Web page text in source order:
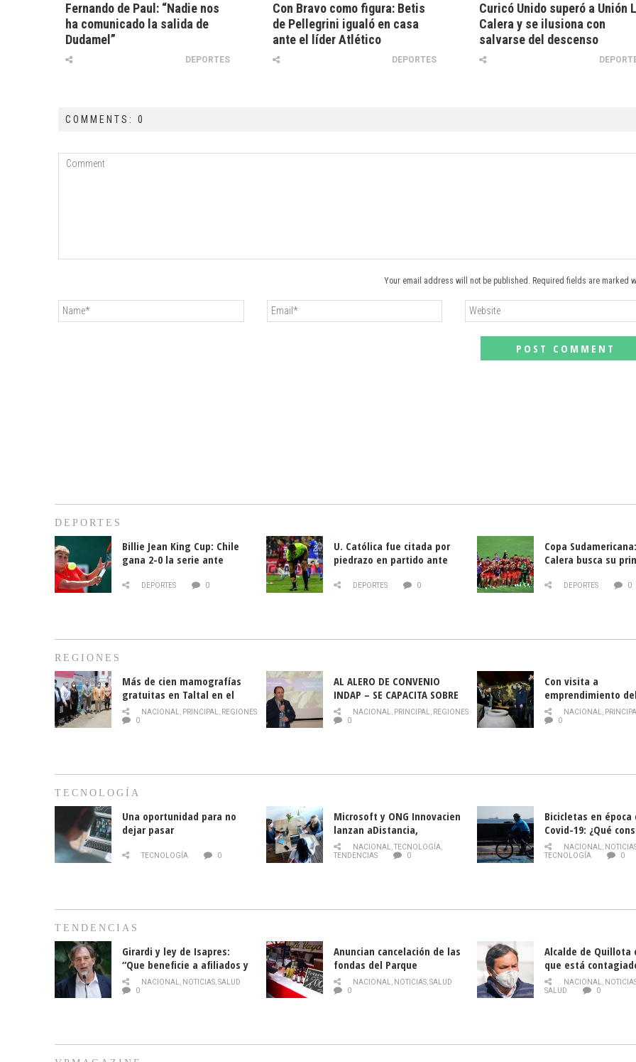
Fernando de Paul: “Nadie nos
ha comunicado la salida de
Dudamel”
DEPORTES
Con Bravo como figura: Betis
de Pellegrini igualó en casa
ante el líder Atlético
DEPORTES
Curicó Unido superó a Unión
Calera y se ilusiona con
salvarse del descenso
COMMENTS: 0
Your email address will not be published. Required fields are marked
DEPORTES
Billie Jean King Cup: Chile
gana 2-0 la serie ante
DEPORTES 0
U. Católica fue citada por
piedrazo en partido ante
DEPORTES 0
Copa
Calera busca su
DEPORTES 0
REGIONES
Más de cien mamografías
gratuitas en Taltal en el
mes de la prevención del
cáncer de mama
NACIONAL, PRINCIPAL, REGIONES
0
AL ALERO DE CONVENIO
INDAP – SE CAPACITA SOBRE
PLAGA DROSOPHILA SUZUKII
NACIONAL, PRINCIPAL, REGIONES
0
Con visita a
emprendimiento
y llamado al
historia campesina
NACIONAL,
0
TECNOLOGÍA
Una oportunidad para no
dejar pasar
TECNOLOGÍA 0
Microsoft y ONG Innovacien
lanzan aDistancia,
plataforma con cursos
gratuitos online sobre
NACIONAL,TECNOLOGÍA,
TENDENCIAS
0
Bicicletas en época
Covid-19: ¿Qué
momento de
NACIONAL,
TECNOLOGÍA
0
TENDENCIAS
Girardi y ley de Isapres:
“Que beneficie a afiliados y
no legalice el abuso”
NACIONAL, NOTICIAS,SALUD
0
Anuncian cancelación de las
fondas del Parque
O’Higgins debido al
coronavirus
NACIONAL, NOTICIAS,SALUD
0
Alcalde de Quillota
que está
COVID-19
NACIONAL,
SALUD
0